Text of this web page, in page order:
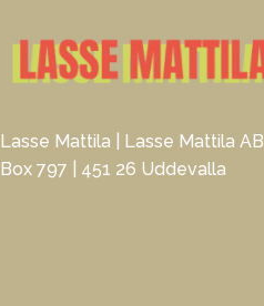
Lasse Mattila | Lasse Mattila AB |
Box 797 | 451 26 Uddevalla